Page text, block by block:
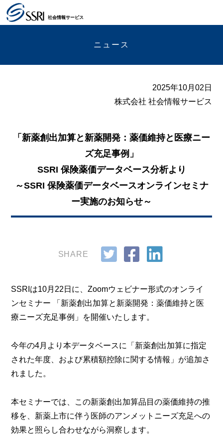
社会情報サービス
ニュース
2025年10月02日
株式会社 社会情報サービス
「新薬創出加算と新薬開発：薬価維持と医療ニー
ズ充足事例」
SSRI 保険薬価データベース分析より
～SSRI 保険薬価データベースオンラインセミナ
ー実施のお知らせ～
SHARE
SSRIは10月22日に、Zoomウェビナー形式のオンライ
ンセミナー 「新薬創出加算と新薬開発：薬価維持と医
療ニーズ充足事例」を開催いたします。
今年の4月より本データベースに「新薬創出加算に指定
された年度、および累積額控除に関する情報」が追加さ
れました。
本セミナーでは、この新薬創出加算品目の薬価維持の推
移を、新薬上市に伴う医師のアンメットニーズ充足への
効果と照らし合わせながら洞察します。